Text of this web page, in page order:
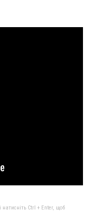
натисніть Ctrl + Enter, щоб